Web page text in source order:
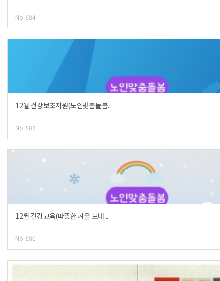
No. 984
12월 건강보조지원(노인맞춤돌봄...
No. 982
12월 건강교육(따뜻한 겨울 보내...
No. 980